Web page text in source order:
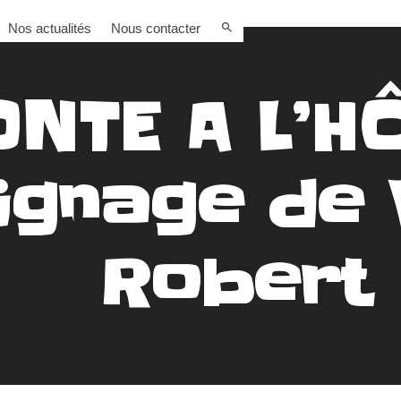
Nos actualités Nous contacter
A
de
Robert